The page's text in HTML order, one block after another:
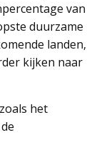
van
duurzame
landen,
kijken naar
het